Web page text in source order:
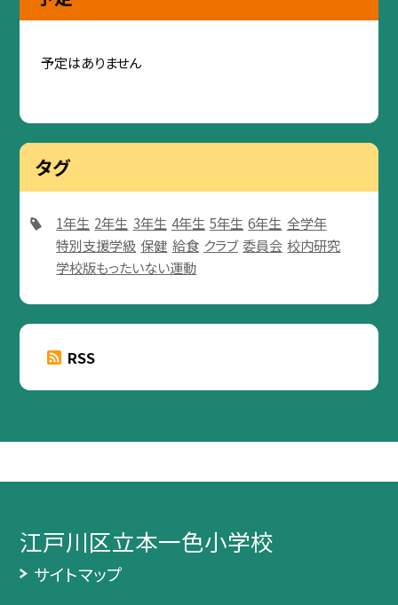
予定はありません
タグ
1年生 2年生 3年生 4年生 5年生 6年生 全学年
特別支援学級 保健 給食 クラブ 委員会 校内研究
学校版もったいない運動
RSS
江戸川区立本一色小学校
サイトマップ